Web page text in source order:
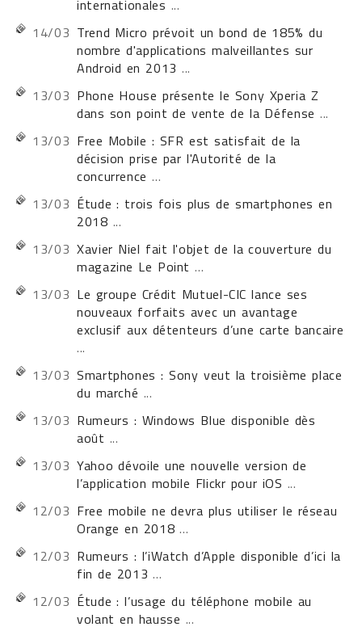
internationales ...
14/03 Trend Micro prévoit un bond de 185% du
nombre d'applications malveillantes sur
Android en 2013 ...
13/03 Phone House présente le Sony Xperia Z
dans son point de vente de la Défense ...
13/03 Free Mobile : SFR est satisfait de la
décision prise par l'Autorité de la
concurrence ...
13/03 Étude : trois fois plus de smartphones en
2018 ...
13/03 Xavier Niel fait l'objet de la couverture du
magazine Le Point ...
13/03 Le groupe Crédit Mutuel-CIC lance ses
nouveaux forfaits avec un avantage
exclusif aux détenteurs d’une carte bancaire
...
13/03 Smartphones : Sony veut la troisième place
du marché ...
13/03 Rumeurs : Windows Blue disponible dès
août ...
13/03 Yahoo dévoile une nouvelle version de
l’application mobile Flickr pour iOS ...
12/03 Free mobile ne devra plus utiliser le réseau
Orange en 2018 ...
12/03 Rumeurs : l’iWatch d’Apple disponible d’ici la
fin de 2013 ...
12/03 Étude : l’usage du téléphone mobile au
volant en hausse ...